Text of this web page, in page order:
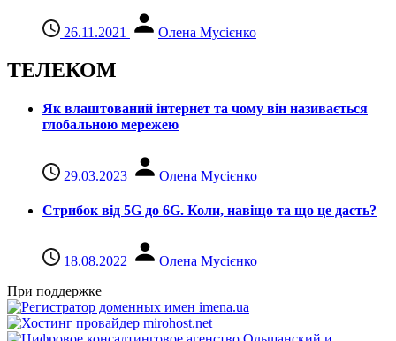
26.11.2021 Олена Мусієнко
ТЕЛЕКОМ
Як влаштований інтернет та чому він називається
глобальною мережею
29.03.2023 Олена Мусієнко
Стрибок від 5G до 6G. Коли, навіщо та що це даcть?
18.08.2022
Олена Мусієнко
При поддержке